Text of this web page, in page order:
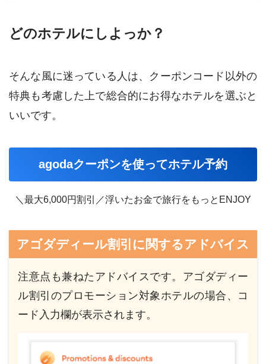
どのホテルにしよっか？
そんな風に迷っている人は、クーポンコード以外の
特典も考慮した上で総合的にお得なホテルを選ぶと
いいです。
agodaクーポンを使ってホテル予約
＼最大6,000円割引／浮いたお金で旅行をもっとENJOY
アゴダディール割引に関するアドバイス
注意点も兼ねたアドバイスです。アゴダディー
ル割引のプロモーション対象ホテルの場合、コ
ード入力欄が表示されます。